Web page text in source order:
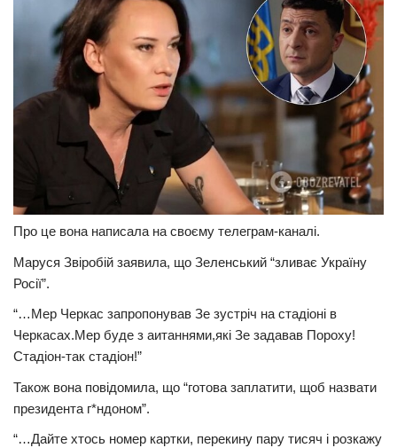
Політика
Цікаво
Технології
Рецепти
Події
Кримінал
Трагедії
Суспільство
Культура
Про це вона написала на своєму телеграм-каналі.
Маруся Звіробій заявила, що Зеленський “зливає Україну
Росії”.
“…Мер Черкас запропонував Зе зустріч на стадіоні в
Черкасах.Мер буде з аитаннями,які Зе задавав Пороху!
Стадіон-так стадіон!”
Також вона повідомила, що “готова заплатити, щоб назвати
президента г*ндоном”.
“…Дайте хтось номер картки, перекину пару тисяч і розкажу